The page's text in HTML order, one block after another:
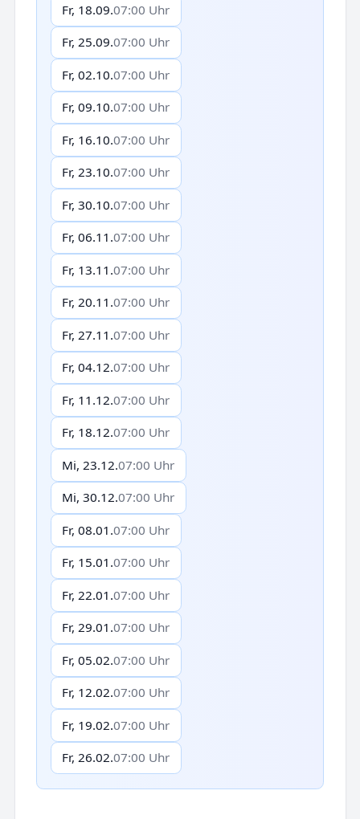
Fr, 18.09.07:00 Uhr
Fr, 25.09.07:00 Uhr
Fr, 02.10.07:00 Uhr
Fr, 09.10.07:00 Uhr
Fr, 16.10.07:00 Uhr
Fr, 23.10.07:00 Uhr
Fr, 30.10.07:00 Uhr
Fr, 06.11.07:00 Uhr
Fr, 13.11.07:00 Uhr
Fr, 20.11.07:00 Uhr
Fr, 27.11.07:00 Uhr
Fr, 04.12.07:00 Uhr
Fr, 11.12.07:00 Uhr
Fr, 18.12.07:00 Uhr
Mi, 23.12.07:00 Uhr
Mi, 30.12.07:00 Uhr
Fr, 08.01.07:00 Uhr
Fr, 15.01.07:00 Uhr
Fr, 22.01.07:00 Uhr
Fr, 29.01.07:00 Uhr
Fr, 05.02.07:00 Uhr
Fr, 12.02.07:00 Uhr
Fr, 19.02.07:00 Uhr
Fr, 26.02.07:00 Uhr